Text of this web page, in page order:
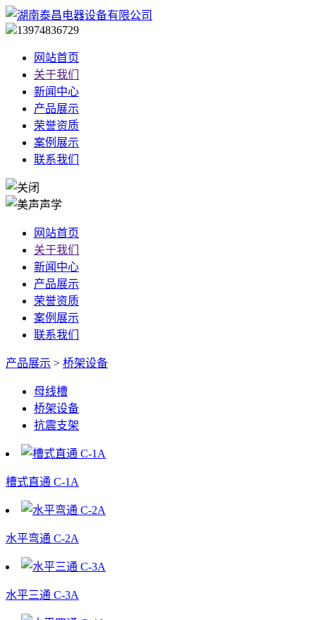
13974836729
网站首页
关于我们
新闻中心
产品展示
荣誉资质
案例展示
联系我们
网站首页
关于我们
新闻中心
产品展示
荣誉资质
案例展示
联系我们
产品展示 > 桥架设备
母线槽
桥架设备
抗震支架
槽式直通 C-1A
水平弯通 C-2A
水平三通 C-3A